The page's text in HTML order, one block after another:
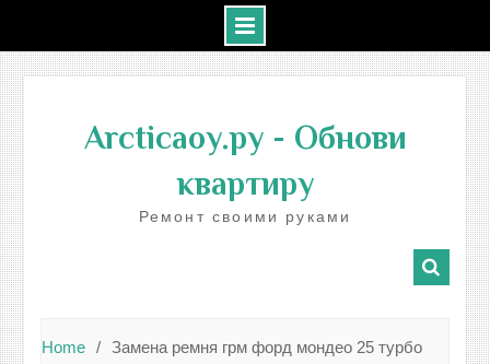
contentArcticaoy.ру- Обнови
квартиру
Ремонт своими руками
Home Замена ремня грм форд мондео 25 турбо